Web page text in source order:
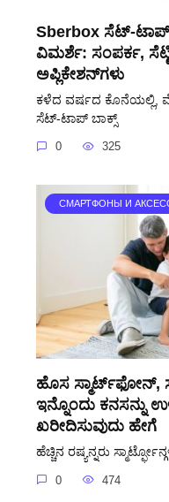
Sberbox ಸೆಟ್-ಟಾಪ್
ವಿಮರ್ಶೆ: ಸಂಪರ್ಕ,
ಅಪ್ಲಿಕೇಶನ್‌ಗಳು
ಕಳೆದ ವರ್ಷದ ಕೊನೆಯಲ್ಲಿ,
ಸೆಟ್-ಟಾಪ್ ಬಾಕ್ಸ್
0 325
СМАРТФОНЫ И
ಹೊಸ ಸ್ಮಾರ್ಟ್‌ಫೋನ್,
ಇನ್ನೊಂದು ಕನಸನ್ನು
ಖರೀದಿಸುವುದು ಹೇಗೆ
ಹೆಚ್ಚಿನ ರಷ್ಯನ್ನರು
0 474